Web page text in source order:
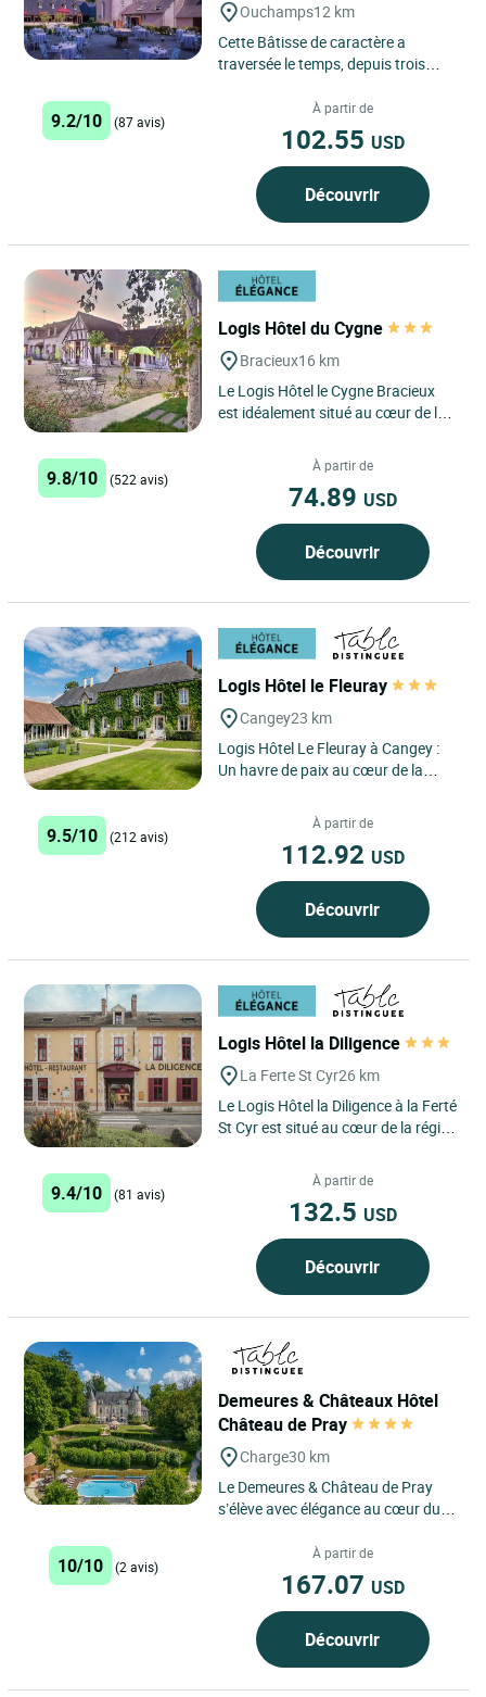
Ouchamps12 km
Cette Bâtisse de caractère a
traversée le temps, depuis trois
bourgeoise, ensuite un...
9.2/10 (87 avis)
À partir de
102.55 USD
Découvrir
Logis Hôtel du Cygne
Bracieux16 km
Le Logis Hôtel le Cygne Bracieux
est idéalement situé au cœur de la
Bracieux, un charmant...
9.8/10 (522 avis)
À partir de
74.89 USD
Découvrir
Logis Hôtel le Fleuray
Cangey23 km
Logis Hôtel Le Fleuray à Cangey :
Un havre de paix au cœur de la
paisible campagne...
9.5/10 (212 avis)
À partir de
112.92 USD
Découvrir
Logis Hôtel la Diligence
La Ferte St Cyr26 km
Le Logis Hôtel la Diligence à la Ferté
St Cyr est situé au cœur de la région
9.4/10 (81 avis)
À partir de
132.5 USD
Découvrir
Demeures & Châteaux Hôtel
Château de Pray
Charge30 km
Le Demeures & Château de Pray
s’élève avec élégance au cœur du
commune de Chargé, à...
10/10 (2 avis)
À partir de
167.07 USD
Découvrir